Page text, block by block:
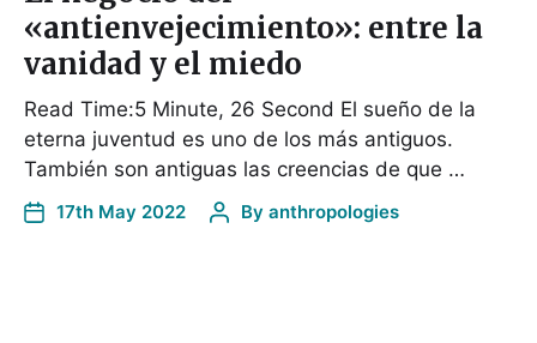
«antienvejecimiento»: entre la
vanidad y el miedo
Read Time:5 Minute, 26 Second El sueño de la
eterna juventud es uno de los más antiguos.
También son antiguas las creencias de que …
17th May 2022 By anthropologies